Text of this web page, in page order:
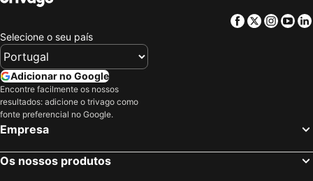
Facebook
Twitter
Selecione o seu país
Adicionar no Google
Encontre facilmente os nossos
resultados: adicione o trivago como
fonte preferencial no Google.
Empresa
Os nossos produtos